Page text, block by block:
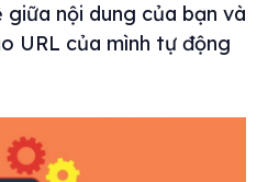
giữa nội dung của bạn và
URL của mình tự động